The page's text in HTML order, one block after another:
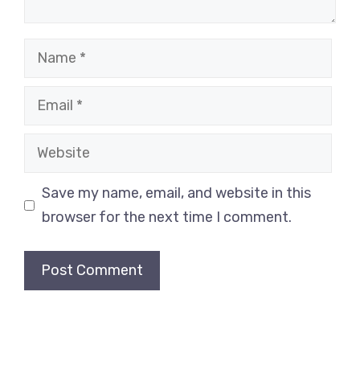
Name
Email
Website
Save my name, email, and website in this
browser for the next time I comment.